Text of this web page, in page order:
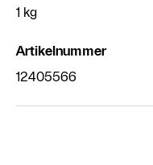
1 kg
Artikelnummer
12405566